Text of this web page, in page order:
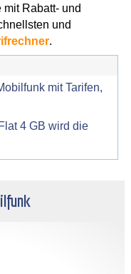
Rabatt- und
und
.
mit Tarifen,
4 GB wird die